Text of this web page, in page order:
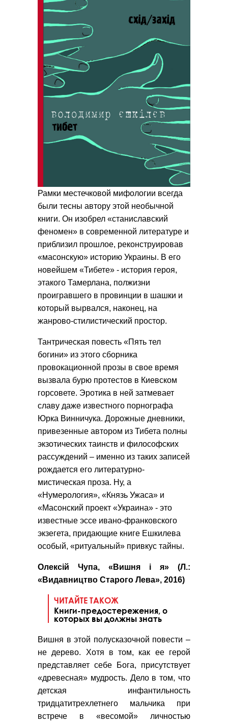
Рамки местечковой мифологии всегда
были тесны автору этой необычной
книги. Он изобрел «станиславский
феномен» в современной литературе и
приблизил прошлое, реконструировав
«масонскую» историю Украины. В его
новейшем «Тибете» - история героя,
этакого Тамерлана, полжизни
проигравшего в провинции в шашки и
который вырвался, наконец, на
жанрово-стилистический простор.
Тантрическая повесть «Пять тел
богини» из этого сборника
провокационной прозы в свое время
вызвала бурю протестов в Киевском
горсовете. Эротика в ней затмевает
славу даже известного порнографа
Юрка Винничука. Дорожные дневники,
привезенные автором из Тибета полны
экзотических таинств и философских
рассуждений – именно из таких записей
рождается его литературно-
мистическая проза. Ну, а
«Нумерология», «Князь Ужаса» и
«Масонский проект «Украина» - это
известные эссе ивано-франковского
экзегета, придающие книге Ешкилева
особый, «ритуальный» привкус тайны.
Олексій Чупа, «Вишня і я» (Л.:
«Видавництво Старого Лева», 2016)
ЧИТАЙТЕ ТАКОЖ
Книги-предостережения, о
которых вы должны знать
Вишня в этой полусказочной повести –
не дерево. Хотя в том, как ее герой
представляет себе Бога, присутствует
«древесная» мудрость. Дело в том, что
детская инфантильность
тридцатитрехлетнего мальчика при
встрече в «весомой» личностью